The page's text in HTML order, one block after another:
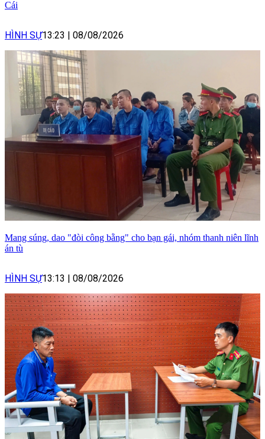
Cái
HÌNH SỰ13:23 | 08/08/2026
Mang súng, dao "đòi công bằng" cho bạn gái, nhóm thanh niên lĩnh
án tù
HÌNH SỰ13:13 | 08/08/2026